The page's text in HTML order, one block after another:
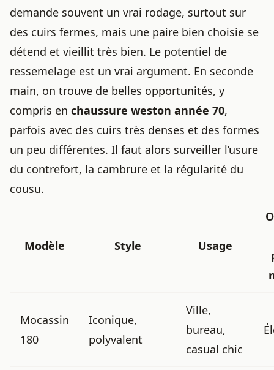
demande souvent un vrai rodage, surtout sur
des cuirs fermes, mais une paire bien choisie se
détend et vieillit très bien. Le potentiel de
ressemelage est un vrai argument. En seconde
main, on trouve de belles opportunités, y
compris en chaussure weston année 70,
parfois avec des cuirs très denses et des formes
un peu différentes. Il faut alors surveiller l’usure
du contrefort, la cambrure et la régularité du
cousu.
Modèle Style Usage
Mocassin
180
Iconique,
polyvalent
Ville,
bureau,
casual chic